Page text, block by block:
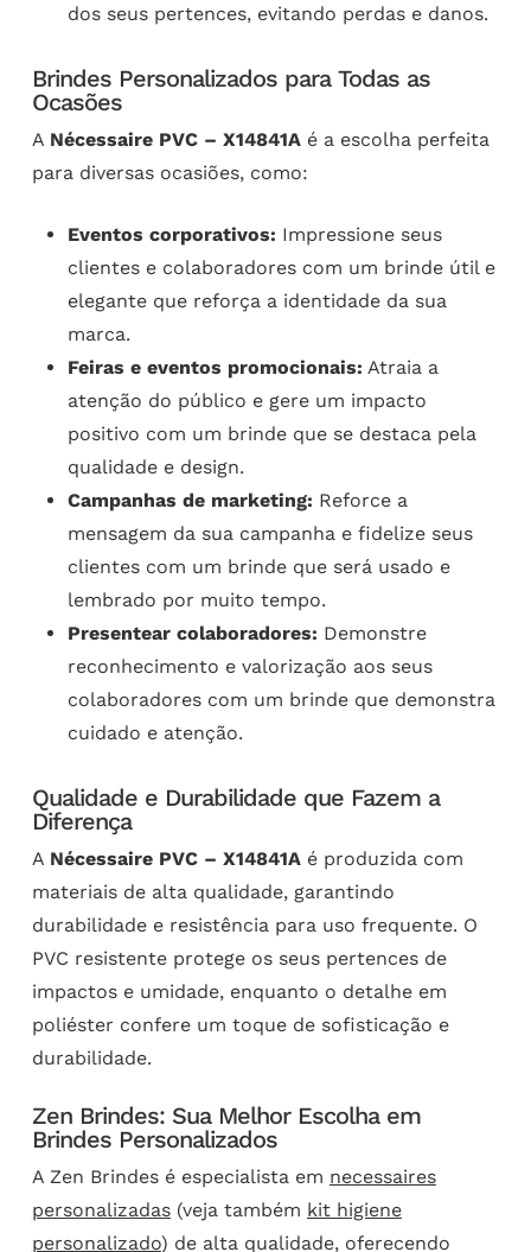
dos seus pertences, evitando perdas e danos.
Brindes Personalizados para Todas as
Ocasões
A Nécessaire PVC – X14841Aé a escolha perfeita
para diversas ocasiões, como:
Eventos corporativos: Impressione seus
clientes e colaboradores com um brinde útil e
elegante que reforça a identidade da sua
marca.
Feiras e eventos promocionais: Atraia a
atenção do público e gere um impacto
positivo com um brinde que se destaca pela
qualidade e design.
Campanhas de marketing: Reforce a
mensagem da sua campanha e fidelize seus
clientes com um brinde que será usado e
lembrado por muito tempo.
Presentear colaboradores: Demonstre
reconhecimento e valorização aos seus
colaboradores com um brinde que demonstra
cuidado e atenção.
Qualidade e Durabilidade que Fazem a
Diferença
A Nécessaire PVC – X14841Aé produzida com
materiais de alta qualidade, garantindo
durabilidade e resistência para uso frequente. O
PVC resistente protege os seus pertences de
impactos e umidade, enquanto o detalhe em
poliéster confere um toque de sofisticação e
durabilidade.
Zen Brindes: Sua Melhor Escolha em
Brindes Personalizados
A Zen Brindes é especialista em necessaires
personalizadas(veja também kit higiene
personalizado) de alta qualidade, oferecendo